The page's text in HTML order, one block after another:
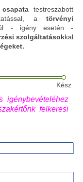
testreszabott
a törvényi
- igény esetén -
szolgáltatásokkal
Kész
igénybevételéhez
felkeresi